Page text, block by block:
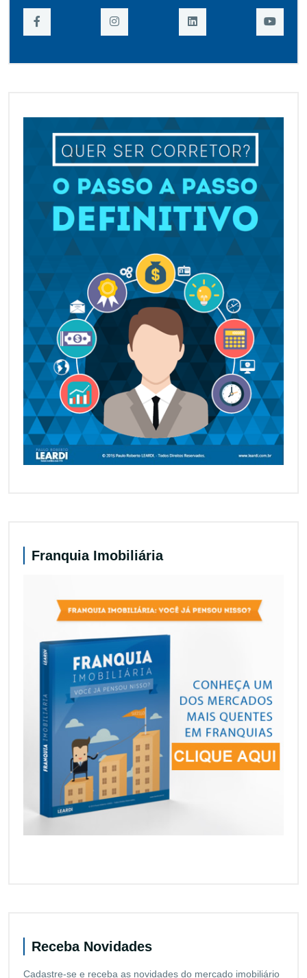
Franquia Imobiliária
Receba Novidades
Cadastre-se e receba as novidades do mercado imobiliário